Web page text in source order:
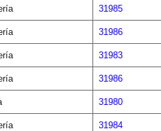
31985
31986
31983
31986
31980
31984